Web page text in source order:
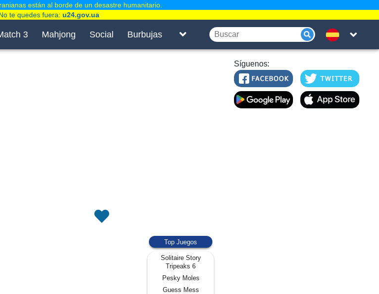
3 Mahjong Social Burbujas
Síguenos:
Top Juegos
Solitaire Story
Tripeaks 6
Pesky Moles
Guess Mess
están al borde de un desastre humanitario.
te quedes fuera: u24.gov.ua